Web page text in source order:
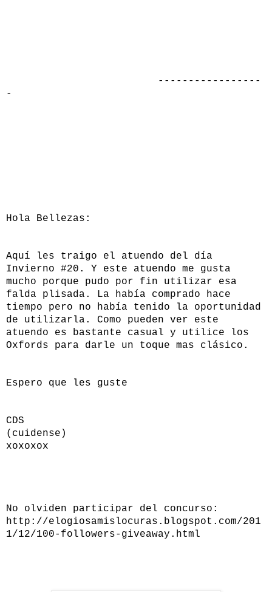
-----------------
-
Hola Bellezas:
Aquí les traigo el atuendo del día
Invierno #20. Y este atuendo me gusta
mucho porque pudo por fin utilizar esa
falda plisada. La había comprado hace
tiempo pero no había tenido la oportunidad
de utilizarla. Como pueden ver este
atuendo es bastante casual y utilice los
Oxfords para darle un toque mas clásico.
Espero que les guste
CDS
(cuidense)
xoxoxox
No olviden participar del concurso:
http://elogiosamislocuras.blogspot.com/201
1/12/100-followers-giveaway.html